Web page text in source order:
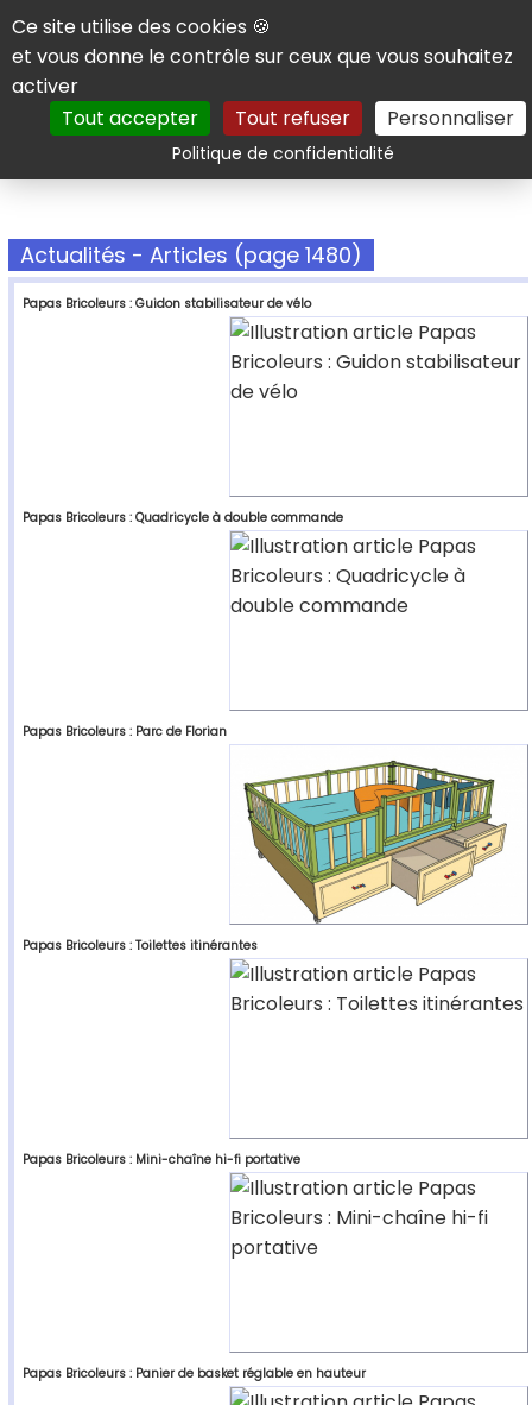
Panneau de gestion des cookies
Ce site utilise des cookies 🍪
et vous donne le contrôle sur ceux que vous souhaitez
activer
Tout accepter
Tout refuser Personnaliser
Politique de confidentialitéRechercher
Actualités - Articles (page 1480)
Papas Bricoleurs : Guidon stabilisateur de vélo
Papas Bricoleurs : Quadricycle à double commande
Papas Bricoleurs : Parc de Florian
Papas Bricoleurs : Toilettes itinérantes
Papas Bricoleurs : Mini-chaîne hi-fi portative
Papas Bricoleurs : Panier de basket réglable en hauteur